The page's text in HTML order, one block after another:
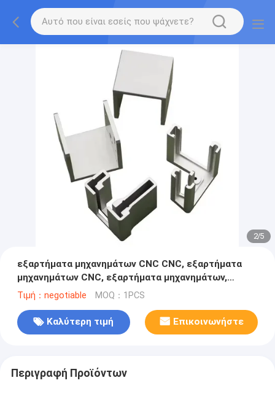
2/5
εξαρτήματα μηχανημάτων CNC CNC, εξαρτήματα
μηχανημάτων CNC, εξαρτήματα μηχανημάτων,
εξαρτήματα μηχανημάτων, εξαρτήματα
Τιμή：negotiable MOQ：1PCS
Καλύτερη τιμή Επικοινωνήστε
Περιγραφή Προϊόντων